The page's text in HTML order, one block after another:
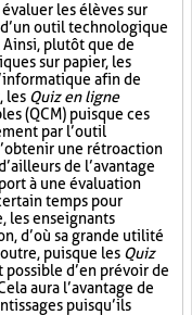
les élèves sur
outil technologique
plutôt que de
sur papier, les
afin de
les Quiz en ligne
(QCM) puisque ces
par l’outil
une rétroaction
de l’avantage
à une évaluation
temps pour
les enseignants
d’où sa grande utilité
puisque les Quiz
d’en prévoir de
aura l’avantage de
puisqu’ils